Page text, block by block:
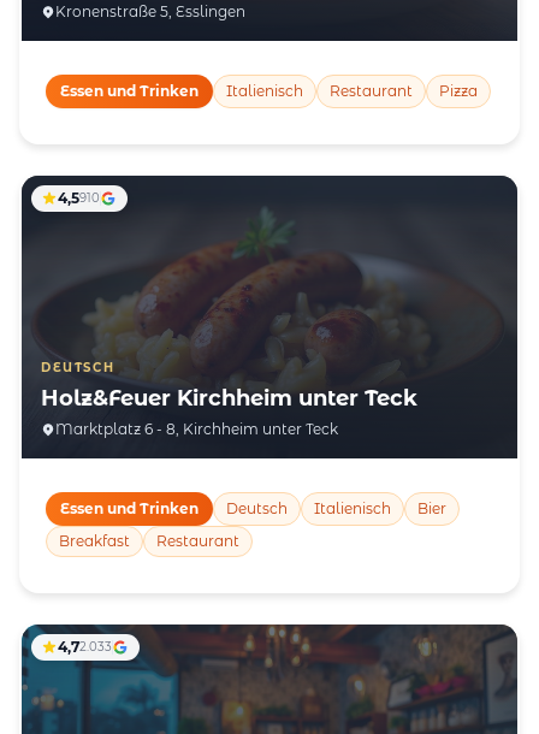
Kronenstraße 5, Esslingen
Essen und Trinken Italienisch Restaurant Pizza
DEUTSCH
Holz&Feuer Kirchheim unter Teck
Marktplatz 6 - 8, Kirchheim unter Teck
4,5910
Essen und Trinken Deutsch Italienisch
Bier
Breakfast
Restaurant
4,72.033